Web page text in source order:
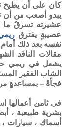
كان على أن يطبخ
يبدو أصعب من أن
عشيرته تسرقُ ما
عصيبةٍ يفترق
نفسه بعد ذلك
مقالات الناقد
يشعل في ريمي
الشاب الفقير
فجأةً – بمساعدةٍ
في ثامن أعمالها
بشرية طبيعية ،
أسماك ، سيارات